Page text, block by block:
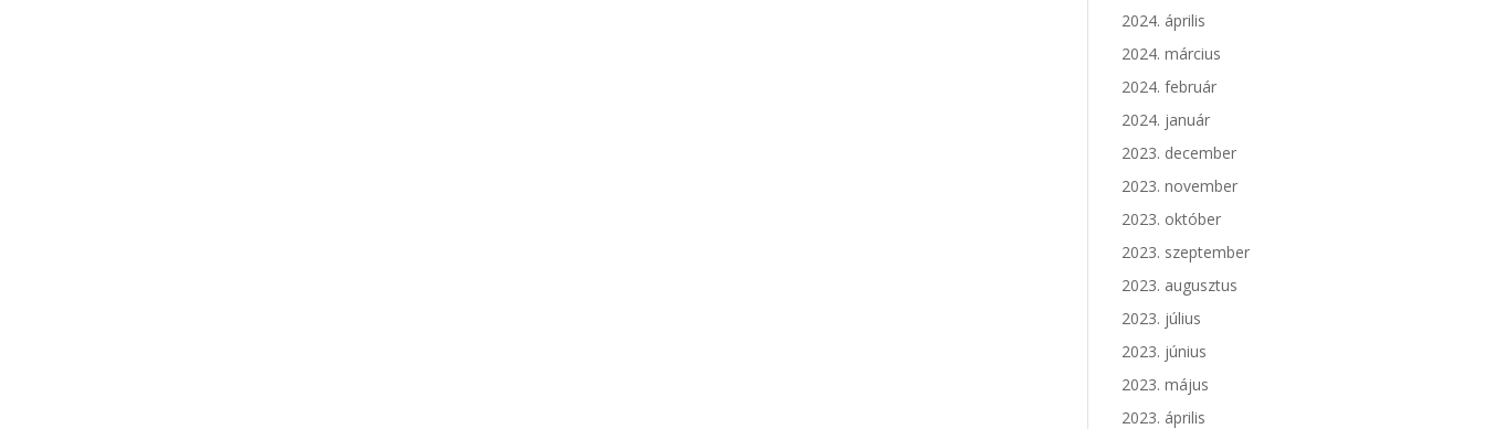
2024. április
2024. március
2024. február
2024. január
2023. december
2023. november
2023. október
2023. szeptember
2023. augusztus
2023. július
2023. június
2023. május
2023. április